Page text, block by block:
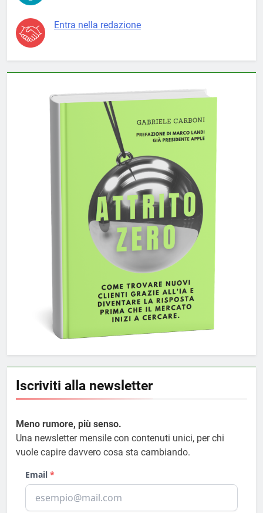
Entra nella redazione
Iscriviti alla newsletter
Meno rumore, più senso.
Una newsletter mensile con contenuti unici, per chi
vuole capire davvero cosa sta cambiando.